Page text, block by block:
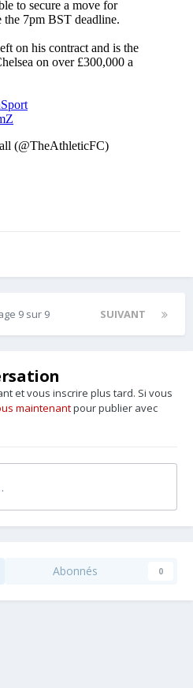
SUIVANT
9 sur 9
et vous inscrire plus tard. Si vous
maintenantpour publier avec
Abonnés 0